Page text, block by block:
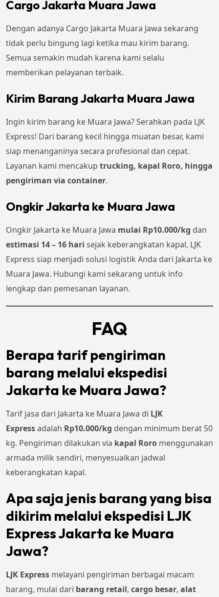
Cargo Jakarta Muara Jawa
Dengan adanya Cargo Jakarta Muara Jawa sekarang
tidak perlu bingung lagi ketika mau kirim barang.
Semua semakin mudah karena kami selalu
memberikan pelayanan terbaik.
Kirim Barang Jakarta Muara Jawa
Ingin kirim barang ke Muara Jawa? Serahkan pada LJK
Express! Dari barang kecil hingga muatan besar, kami
siap menanganinya secara profesional dan cepat.
Layanan kami mencakup trucking, kapal Roro, hingga
pengiriman via container.
Ongkir Jakarta ke Muara Jawa
Ongkir Jakarta ke Muara Jawa mulai Rp10.000/kg dan
estimasi 14 – 16 hari sejak keberangkatan kapal, LJK
Express siap menjadi solusi logistik Anda dari Jakarta ke
Muara Jawa. Hubungi kami sekarang untuk info
lengkap dan pemesanan layanan.
FAQ
Berapa tarif pengiriman
barang melalui ekspedisi
Jakarta ke Muara Jawa?
Tarif jasa dari Jakarta ke Muara Jawa di LJK
Expressadalah Rp10.000/kg dengan minimum berat 50
kg. Pengiriman dilakukan via kapal Roro menggunakan
armada milik sendiri, menyesuaikan jadwal
keberangkatan kapal.
Apa saja jenis barang yang bisa
dikirim melalui ekspedisi LJK
Express Jakarta ke Muara
Jawa?
LJK Express melayani pengiriman berbagai macam
barang, mulai dari barang retail, cargo besar, alat